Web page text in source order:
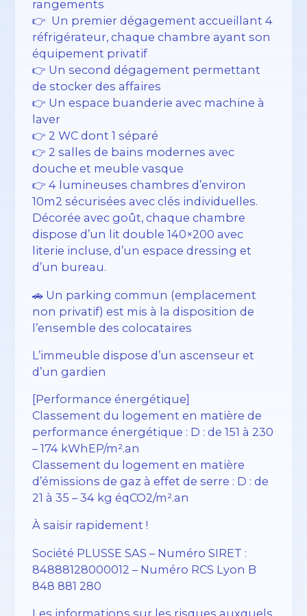
rangements
👉 Un premier dégagement accueillant 4
réfrigérateur, chaque chambre ayant son
équipement privatif
👉 Un second dégagement permettant
de stocker des affaires
👉 Un espace buanderie avec machine à
laver
👉 2 WC dont 1 séparé
👉 2 salles de bains modernes avec
douche et meuble vasque
👉 4 lumineuses chambres d’environ
10m2 sécurisées avec clés individuelles.
Décorée avec goût, chaque chambre
dispose d’un lit double 140×200 avec
literie incluse, d’un espace dressing et
d’un bureau.
🚗 Un parking commun (emplacement
non privatif) est mis à la disposition de
l’ensemble des colocataires
L’immeuble dispose d’un ascenseur et
d’un gardien
[Performance énergétique]
Classement du logement en matière de
performance énergétique : D : de 151 à 230
– 174 kWhEP/m².an
Classement du logement en matière
d’émissions de gaz à effet de serre : D : de
21 à 35 – 34 kg éqCO2/m².an
À saisir rapidement !
Société PLUSSE SAS – ​​Numéro SIRET :
84888128000012 – Numéro RCS Lyon B
848 881 280
Les informations sur les risques auxquels